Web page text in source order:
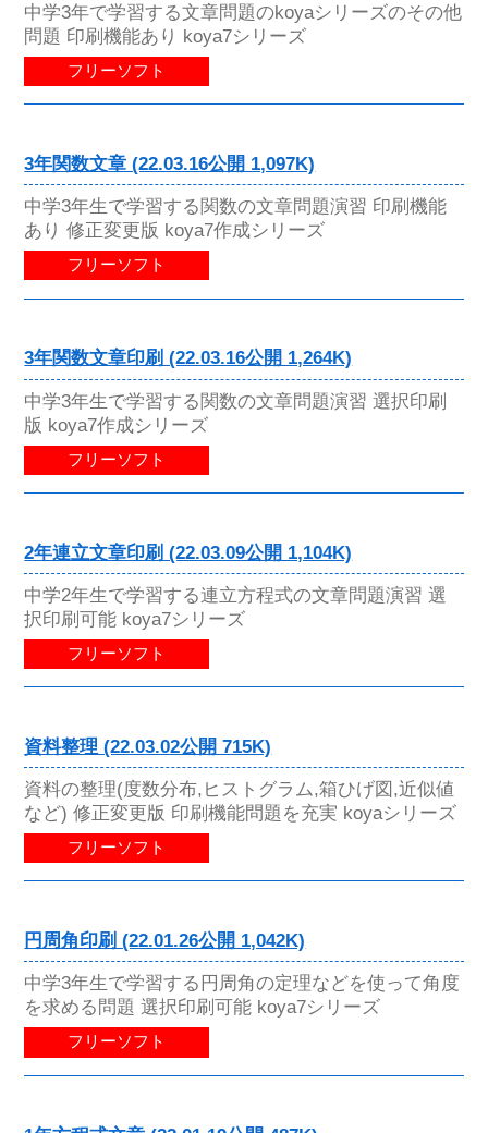
中学3年で学習する文章問題のkoyaシリーズのその他
問題 印刷機能あり koya7シリーズ
フリーソフト
3年関数文章 (22.03.16公開 1,097K)
中学3年生で学習する関数の文章問題演習 印刷機能
あり 修正変更版 koya7作成シリーズ
フリーソフト
3年関数文章印刷 (22.03.16公開 1,264K)
中学3年生で学習する関数の文章問題演習 選択印刷
版 koya7作成シリーズ
フリーソフト
2年連立文章印刷 (22.03.09公開 1,104K)
中学2年生で学習する連立方程式の文章問題演習 選
択印刷可能 koya7シリーズ
フリーソフト
資料整理 (22.03.02公開 715K)
資料の整理(度数分布,ヒストグラム,箱ひげ図,近似値
など) 修正変更版 印刷機能問題を充実 koyaシリーズ
フリーソフト
円周角印刷 (22.01.26公開 1,042K)
中学3年生で学習する円周角の定理などを使って角度
を求める問題 選択印刷可能 koya7シリーズ
フリーソフト